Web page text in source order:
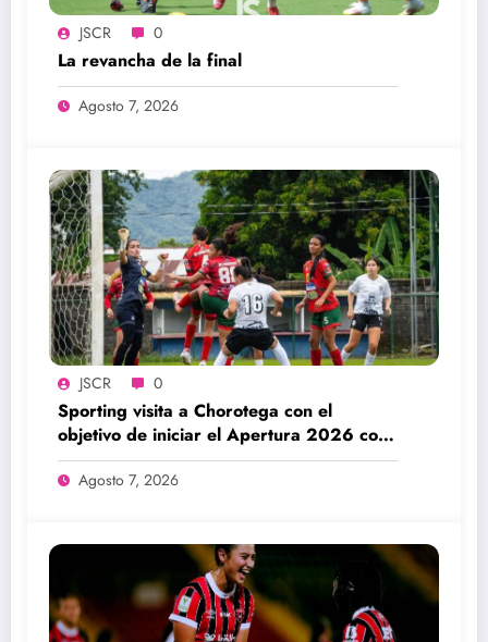
JSCR 0
La revancha de la final
Agosto 7, 2026
JSCR 0
Sporting visita a Chorotega con el
objetivo de iniciar el Apertura 2026 con
una victoria
Agosto 7, 2026